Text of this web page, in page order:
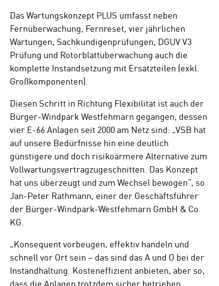
Das Wartungskonzept PLUS umfasst neben
Fernüberwachung, Fernreset, vier jährlichen
Wartungen, Sachkundigenprüfungen, DGUV V3
Prüfung und Rotorblattüberwachung auch die
komplette Instandsetzung mit Ersatzteilen (exkl.
Großkomponenten).
Diesen Schritt in Richtung Flexibilität ist auch der
Bürger-Windpark Westfehmarn gegangen, dessen
vier E-66 Anlagen seit 2000 am Netz sind: „VSB hat
auf unsere Bedürfnisse hin eine deutlich
günstigere und doch risikoärmere Alternative zum
Vollwartungsvertragzugeschnitten. Das Konzept
hat uns überzeugt und zum Wechsel bewogen“, so
Jan-Peter Rathmann, einer der Geschäftsführer
der Bürger-Windpark-Westfehmarn GmbH & Co.
KG.
„Konsequent vorbeugen, effektiv handeln und
schnell vor Ort sein – das sind das A und O bei der
Instandhaltung. Kosteneffizient anbieten, aber so,
dass die Anlagen trotzdem sicher betrieben